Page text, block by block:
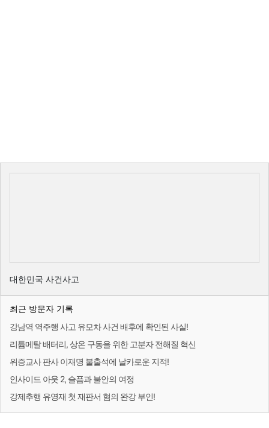
대한민국 사건사고
최근 방문자 기록
강남역 역주행 사고 유모차 사건 배후에 확인된 사실!
리튬메탈 배터리, 상온 구동을 위한 고분자 전해질 혁신
위증교사 판사 이재명 불출석에 날카로운 지적!
인사이드 아웃 2, 슬픔과 불안의 여정
강제추행 유영재 첫 재판서 혐의 완강 부인!